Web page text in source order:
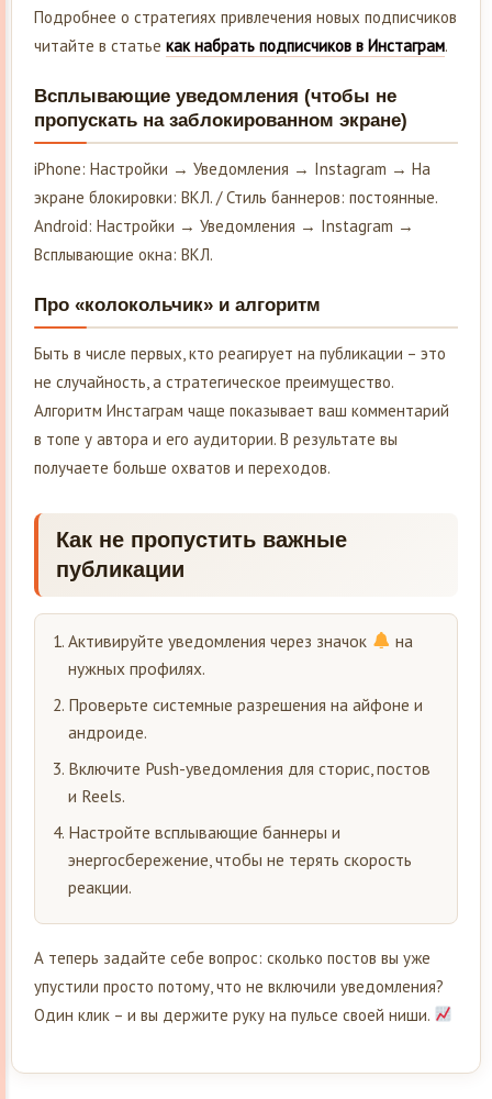
Подробнее о стратегиях привлечения новых подписчиков
читайте в статье как набрать подписчиков в Инстаграм.
Всплывающие уведомления (чтобы не
пропускать на заблокированном экране)
iPhone: Настройки → Уведомления → Instagram → На
экране блокировки: ВКЛ. / Стиль баннеров: постоянные.
Android: Настройки → Уведомления → Instagram →
Всплывающие окна: ВКЛ.
Про «колокольчик» и алгоритм
Быть в числе первых, кто реагирует на публикации – это
не случайность, а стратегическое преимущество.
Алгоритм Инстаграм чаще показывает ваш комментарий
в топе у автора и его аудитории. В результате вы
получаете больше охватов и переходов.
Как не пропустить важные
публикации
Активируйте уведомления через значок
на
нужных профилях.
Проверьте системные разрешения на айфоне и
андроиде.
Включите Push-уведомления для сторис, постов
и Reels.
Настройте всплывающие баннеры и
энергосбережение, чтобы не терять скорость
реакции.
А теперь задайте себе вопрос: сколько постов вы уже
упустили просто потому, что не включили уведомления?
Один клик – и вы держите руку на пульсе своей ниши.